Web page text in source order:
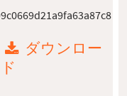
ダウンロー
ド